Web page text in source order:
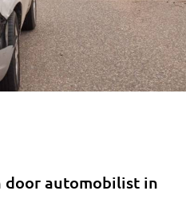
door automobilist in